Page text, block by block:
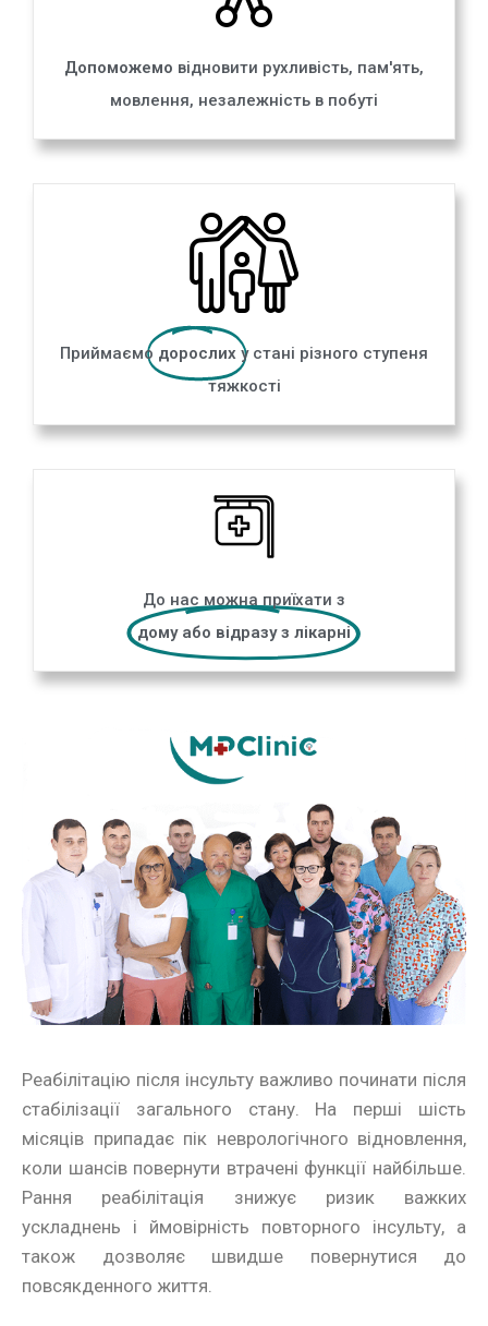
Допоможемо відновити рухливість, пам'ять,
мовлення, незалежність в побуті
Приймаємо дорослих у стані різного ступеня
тяжкості
До нас можна приїхати з
дому або відразу з лікарні
Реабілітацію після інсульту важливо починати після
стабілізації загального стану. На перші шість
місяців припадає пік неврологічного відновлення,
коли шансів повернути втрачені функції найбільше.
Рання реабілітація знижує ризик важких
ускладнень і ймовірність повторного інсульту, а
також дозволяє швидше повернутися до
повсякденного життя.